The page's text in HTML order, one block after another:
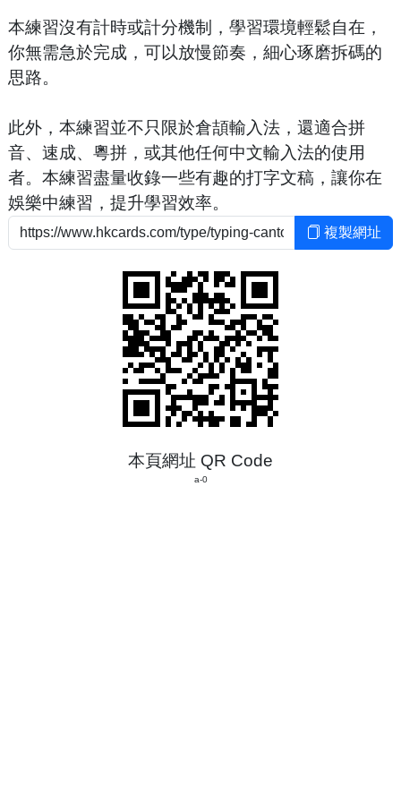
本練習沒有計時或計分機制，學習環境輕鬆自在，
你無需急於完成，可以放慢節奏，細心琢磨拆碼的
思路。
此外，本練習並不只限於倉頡輸入法，還適合拼
音、速成、粵拼，或其他任何中文輸入法的使用
者。本練習盡量收錄一些有趣的打字文稿，讓你在
娛樂中練習，提升學習效率。
複製網址
本頁網址 QR Code
a-0